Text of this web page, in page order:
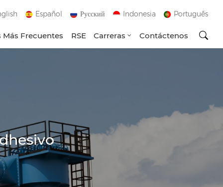
Español Русский Indonesia Português
Más Frecuentes RSE Carreras Contáctenos